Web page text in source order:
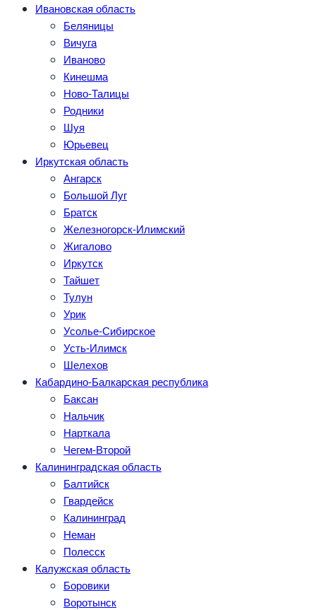
Ивановская область
Беляницы
Вичуга
Иваново
Кинешма
Ново-Талицы
Родники
Шуя
Юрьевец
Иркутская область
Ангарск
Большой Луг
Братск
Железногорск-Илимский
Жигалово
Иркутск
Тайшет
Тулун
Урик
Усолье-Сибирское
Усть-Илимск
Шелехов
Кабардино-Балкарская республика
Баксан
Нальчик
Нарткала
Чегем-Второй
Калининградская область
Балтийск
Гвардейск
Калининград
Неман
Полесск
Калужская область
Боровики
Воротынск